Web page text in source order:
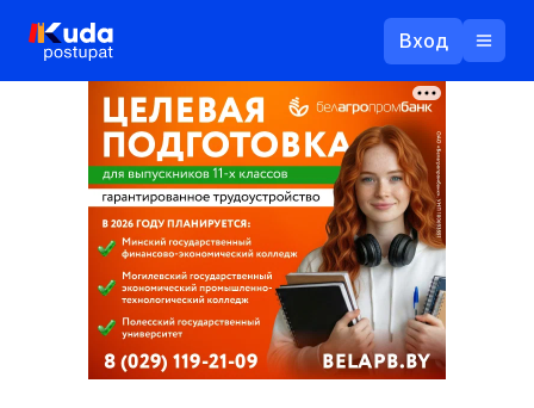
Вход
Логин
Пароль
Назад
Ваш email